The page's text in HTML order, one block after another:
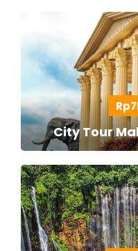
City Tour